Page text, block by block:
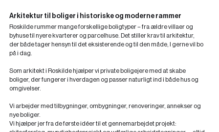
Arkitektur til boliger i historiske og moderne rammer
Roskilde rummer mange forskellige boligtyper – fra ældre villaer og
byhuse til nyere kvarterer og parcelhuse. Det stiller krav til arkitektur,
der både tager hensyn til det eksisterende og til den måde, I gerne vil bo
på i dag.
Som arkitekt i Roskilde hjælper vi private boligejere med at skabe
boliger, der fungerer i hverdagen og passer naturligt ind i både hus og
omgivelser.
Vi arbejder med tilbygninger, ombygninger, renoveringer, annekser og
nye boliger.
Vi hjælper jer fra de første idéer til et gennemarbejdet projekt: